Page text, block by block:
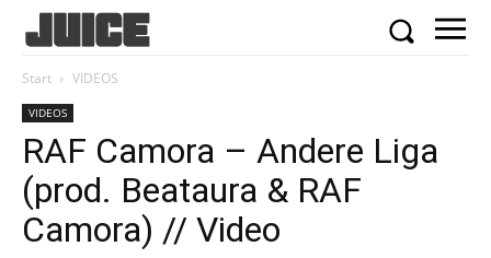
Start VIDEOS
VIDEOS
RAF Camora – Andere Liga
(prod. Beataura & RAF
Camora) // Video